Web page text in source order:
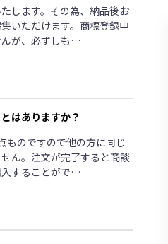
します。その為、納品後お
いただけます。商標登録申
が、必ずしも…
はありますか？
ものですので他の方に同じ
ん。注文が完了すると商談
入することがで…